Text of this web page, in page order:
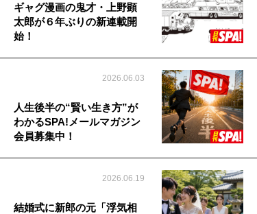
ギャグ漫画の鬼才・上野顕
太郎が６年ぶりの新連載開
始！
2026.06.03
人生後半の“賢い生き方”が
わかるSPA!メールマガジン
会員募集中！
2026.06.19
結婚式に新郎の元「浮気相